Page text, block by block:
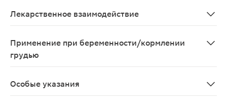
Лекарственное взаимодействие
Применение при беременности/кормлении
грудью
Особые указания